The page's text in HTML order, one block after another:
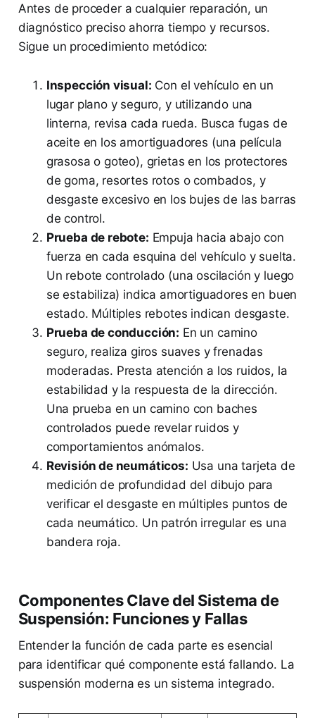
Antes de proceder a cualquier reparación, un
diagnóstico preciso ahorra tiempo y recursos.
Sigue un procedimiento metódico:
Inspección visual: Con el vehículo en un
lugar plano y seguro, y utilizando una
linterna, revisa cada rueda. Busca fugas de
aceite en los amortiguadores (una película
grasosa o goteo), grietas en los protectores
de goma, resortes rotos o combados, y
desgaste excesivo en los bujes de las barras
de control.
Prueba de rebote: Empuja hacia abajo con
fuerza en cada esquina del vehículo y suelta.
Un rebote controlado (una oscilación y luego
se estabiliza) indica amortiguadores en buen
estado. Múltiples rebotes indican desgaste.
Prueba de conducción: En un camino
seguro, realiza giros suaves y frenadas
moderadas. Presta atención a los ruidos, la
estabilidad y la respuesta de la dirección.
Una prueba en un camino con baches
controlados puede revelar ruidos y
comportamientos anómalos.
Revisión de neumáticos: Usa una tarjeta de
medición de profundidad del dibujo para
verificar el desgaste en múltiples puntos de
cada neumático. Un patrón irregular es una
bandera roja.
Componentes Clave del Sistema de
Suspensión: Funciones y Fallas
Entender la función de cada parte es esencial
para identificar qué componente está fallando. La
suspensión moderna es un sistema integrado.